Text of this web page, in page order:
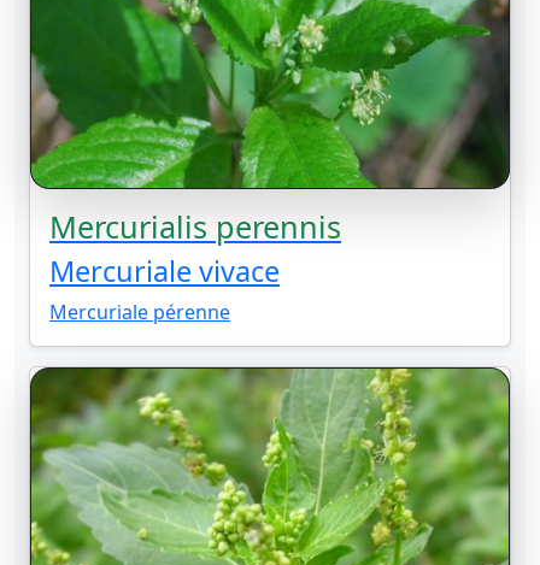
Mercurialis perennis
Mercuriale vivace
Mercuriale pérenne